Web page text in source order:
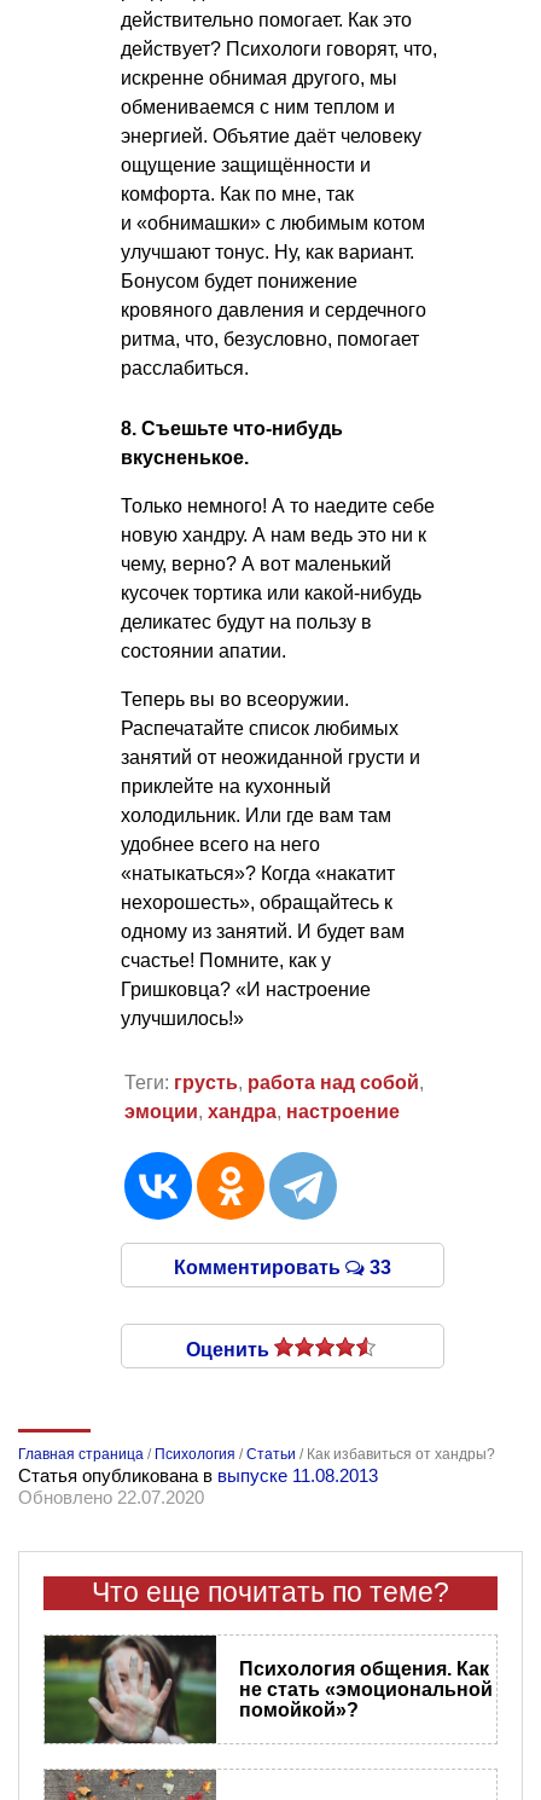
действительно помогает. Как это
действует? Психологи говорят, что,
искренне обнимая другого, мы
обмениваемся с ним теплом и
энергией. Объятие даёт человеку
ощущение защищённости и
комфорта. Как по мне, так
и «обнимашки» с любимым котом
улучшают тонус. Ну, как вариант.
Бонусом будет понижение
кровяного давления и сердечного
ритма, что, безусловно, помогает
расслабиться.
8. Съешьте что-нибудь
вкусненькое.
Только немного! А то наедите себе
новую хандру. А нам ведь это ни к
чему, верно? А вот маленький
кусочек тортика или какой-нибудь
деликатес будут на пользу в
состоянии апатии.
Теперь вы во всеоружии.
Распечатайте список любимых
занятий от неожиданной грусти и
приклейте на кухонный
холодильник. Или где вам там
удобнее всего на него
«натыкаться»? Когда «накатит
нехорошесть», обращайтесь к
одному из занятий. И будет вам
счастье! Помните, как у
Гришковца? «И настроение
улучшилось!»
Теги: грусть, работа над собой,
эмоции, хандра, настроение
Комментировать 33
Оценить
Главная страница / Психология /Статьи / Как избавиться от хандры?
Статья опубликована в выпуске 11.08.2013
Обновлено 22.07.2020
Что еще почитать по теме?
Психология общения. Как
не стать «эмоциональной
помойкой»?